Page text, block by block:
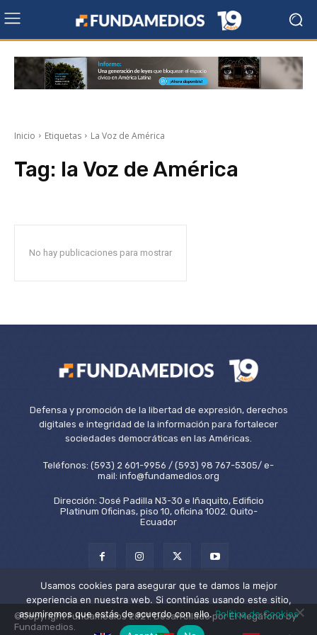
Inicio Etiquetas La Voz de América
Tag: la Voz de América
No hay publicaciones para mostrar
Defensa y promoción de la libertad de expresión, derechos
digitales e integridad de la información para fortalecer
sociedades democráticas en las Américas.
Teléfonos: (593) 2 601-9956 / (593) 98 767-5305/ e-
mail: info@fundamedios.org
Dirección: José Padilla N3-30 e Iñaquito, Edificio
Platinum Oficinas, piso 10, oficina 1002. Quito-
Ecuador
©Copyright Fundamedios 2021. Desarrollado por El Megáfono by
Fundamedios.
Usamos cookies para asegurar que te damos la mejor
experiencia en nuestra web. Si continúas usando este sitio,
asumiremos que estás de acuerdo con ello.Política de Cookies